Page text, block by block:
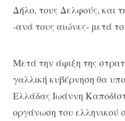
Δήλο, τους Δελφούς, και
-ανά τους αιώνες- μετά
Μετά την άφιξη της
γαλλική κυβέρνηση θα
Ελλάδας Ιωάννη
οργάνωση του ελληνικού